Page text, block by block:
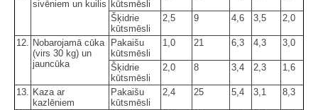
sivēniem un kuilis kūtsmēsli
Šķidrie
kūtsmēsli
2,5 9 4,6 3,5 2,0
12.
Nobarojamā cūka
(virs 30 kg) un
jauncūka
Pakaišu
kūtsmēsli
1,0 21 6,3 4,3 3,0
Šķidrie
kūtsmēsli
2,0 8 3,4 2,3 1,6
13.
Kaza ar
kazlēniem
Pakaišu
kūtsmēsli
2,4 25 5,4 3,1 8,3